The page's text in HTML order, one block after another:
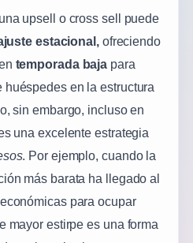
upsell o cross sell puede
estacional,ofreciendo
temporada baja para
huéspedes en la estructura
sin embargo, incluso en
una excelente estrategia
. Por ejemplo, cuando la
más barata ha llegado al
para ocupar
mayor estirpe es una forma